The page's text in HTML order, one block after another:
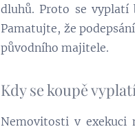
dluhů. Proto se vyplatí
Pamatujte, že
původního majitele.
Kdy se koupě
Nemovitosti v